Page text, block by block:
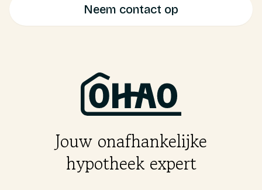
Neem contact op
Jouw onafhankelijke
hypotheek expert